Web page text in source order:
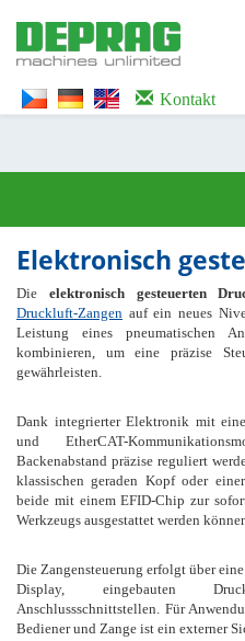
WTG9QS7C" height="0" width="0"
</iframe></noscript>
Kontakt
Elektronisch
Die elektronisch gesteuerten
Druckluft-Zangen auf ein neues
Leistung eines pneumatischen
kombinieren, um eine präzise
gewährleisten.
Dank integrierter Elektronik mit
und EtherCAT-
Backenabstand präzise reguliert
klassischen geraden Kopf oder
beide mit einem EFID-Chip zur
Werkzeugs ausgestattet werden
Die Zangensteuerung erfolgt über
Display, eingebauten
Anschlussschnittstellen. Für
Bediener und Zange ist ein externer